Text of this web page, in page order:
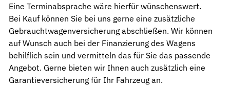
Eine Terminabsprache wäre hierfür wünschenswert.
Bei Kauf können Sie bei uns gerne eine zusätzliche
Gebrauchtwagenversicherung abschließen. Wir können
auf Wunsch auch bei der Finanzierung des Wagens
behilflich sein und vermitteln das für Sie das passende
Angebot. Gerne bieten wir Ihnen auch zusätzlich eine
Garantieversicherung für Ihr Fahrzeug an.